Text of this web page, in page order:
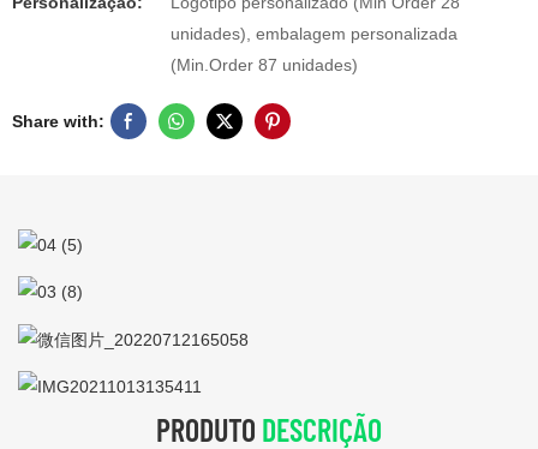
unidades), embalagem personalizada
(Min.Order 87 unidades)
Share with:
PRODUTO DESCRIÇÃO